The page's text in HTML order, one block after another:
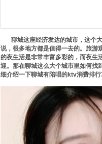
聊城这座经济发达的城市，这个大
说，很多地方都是值得一去的。旅游
的夜生活是非常丰富多彩的，而夜生
迎。那在聊城这么大个城市里如何
细介绍一下聊城有陪唱的ktv消费排行